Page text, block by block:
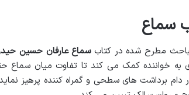
سماع
مطرح شده در کتابسماع عارفان حسین
به خواننده کمک می کند تا تفاوت میان سماع
دام برداشت های سطحی و گمراه کننده پرهیز